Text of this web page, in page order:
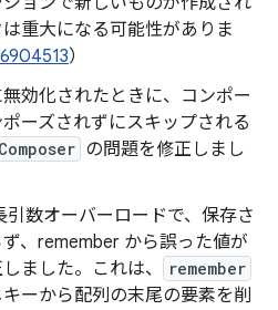
重大になる可能性がありま
）
効化されたときに、コンポー
ーズされずにスキップされる
の問題を修正しまし
引数オーバーロードで、保存さ
、remember から誤った値が
ました。これは、
remember
ーから配列の末尾の要素を削